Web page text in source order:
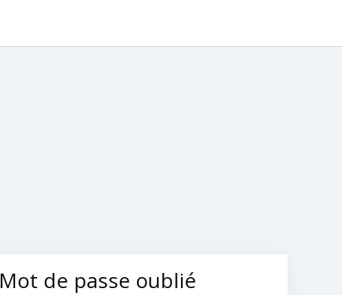
Mot de passe oublié